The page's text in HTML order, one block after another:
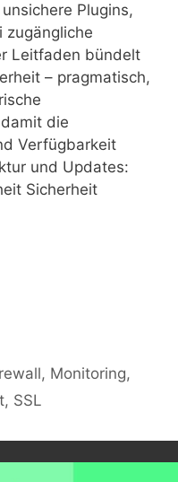
Plugins,
zugängliche
Leitfaden bündelt
– pragmatisch,
die
Verfügbarkeit
und Updates:
Sicherheit
, Monitoring,
, SSL